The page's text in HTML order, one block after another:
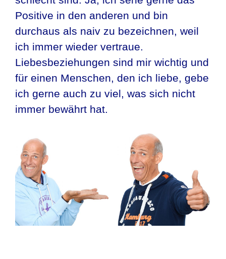
Positive in den anderen und bin
durchaus als naiv zu bezeichnen, weil
ich immer wieder vertraue.
Liebesbeziehungen sind mir wichtig und
für einen Menschen, den ich liebe, gebe
ich gerne auch zu viel, was sich nicht
immer bewährt hat.